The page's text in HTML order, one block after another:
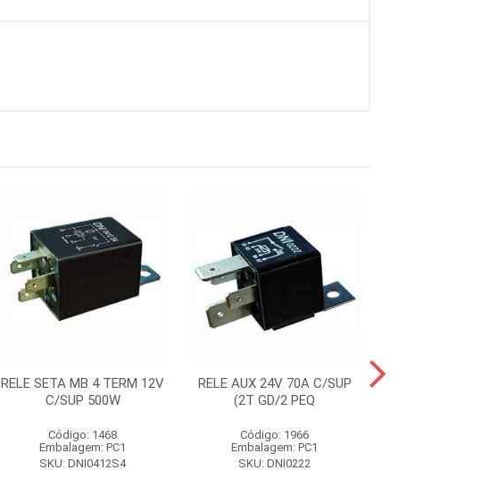
RELE SETA MB 4 TERM 12V
C/SUP 500W
Código: 1468
Embalagem: PC1
SKU: DNI0412S4
RELE AUX 24V 70A C/SUP
(2T GD/2 PEQ
Código: 1966
Embalagem: PC1
SKU: DNI0222